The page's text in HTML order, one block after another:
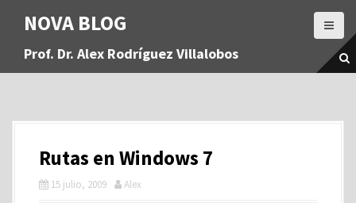
a
NOVA BLOG
Prof. Dr. Alex Rodríguez Villalobos
Rutas en Windows 7
15 julio, 2009 Alex